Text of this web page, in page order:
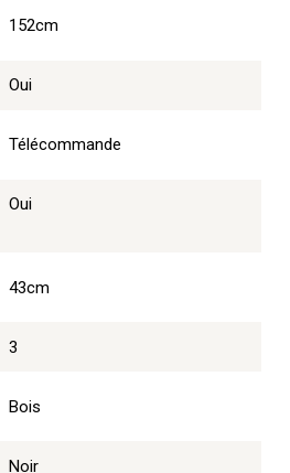
152cm
Oui
Télécommande
Oui
43cm
3
Bois
Noir